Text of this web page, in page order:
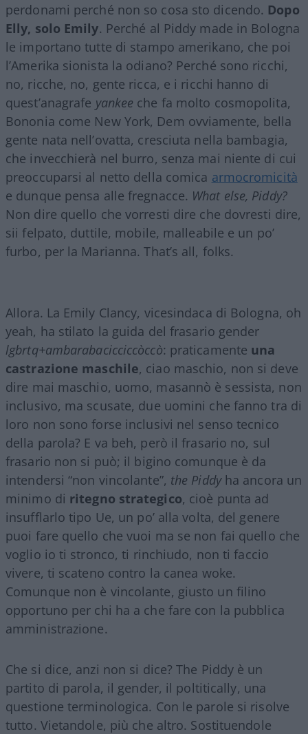
perdonami perché non so cosa sto dicendo. Dopo
Elly, solo Emily. Perché al Piddy made in Bologna
le importano tutte di stampo amerikano, che poi
l’Amerika sionista la odiano? Perché sono ricchi,
no, ricche, no, gente ricca, e i ricchi hanno di
quest’anagrafe yankee che fa molto cosmopolita,
Bononia come New York, Dem ovviamente, bella
gente nata nell’ovatta, cresciuta nella bambagia,
che invecchierà nel burro, senza mai niente di cui
preoccuparsi al netto della comica armocromicità
e dunque pensa alle fregnacce. What else, Piddy?
Non dire quello che vorresti dire che dovresti dire,
sii felpato, duttile, mobile, malleabile e un po’
furbo, per la Marianna. That’s all, folks.
Allora. La Emily Clancy, vicesindaca di Bologna, oh
yeah, ha stilato la guida del frasario gender
lgbrtq+ambarabacicciccòccò: praticamente una
castrazione maschile, ciao maschio, non si deve
dire mai maschio, uomo, masannò è sessista, non
inclusivo, ma scusate, due uomini che fanno tra di
loro non sono forse inclusivi nel senso tecnico
della parola? E va beh, però il frasario no, sul
frasario non si può; il bigino comunque è da
intendersi “non vincolante”, the Piddyha ancora un
minimo di ritegno strategico, cioè punta ad
insufflarlo tipo Ue, un po’ alla volta, del genere
puoi fare quello che vuoi ma se non fai quello che
voglio io ti stronco, ti rinchiudo, non ti faccio
vivere, ti scateno contro la canea woke.
Comunque non è vincolante, giusto un filino
opportuno per chi ha a che fare con la pubblica
amministrazione.
Che si dice, anzi non si dice? The Piddy è un
partito di parola, il gender, il poltitically, una
questione terminologica. Con le parole si risolve
tutto. Vietandole, più che altro. Sostituendole